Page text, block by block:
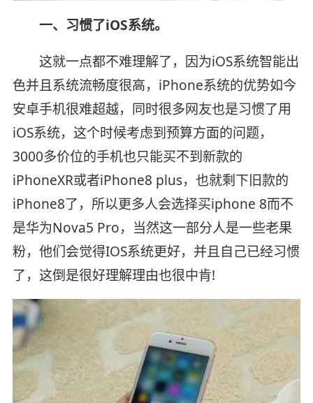
一、习惯了iOS系统。
这就一点都不难理解了，因为iOS系统智能出
色并且系统流畅度很高，iPhone系统的优势如今
安卓手机很难超越，同时很多网友也是习惯了用
iOS系统，这个时候考虑到预算方面的问题，
3000多价位的手机也只能买不到新款的
iPhoneXR或者iPhone8 plus，也就剩下旧款的
iPhone8了，所以更多人会选择买iphone 8而不
是华为Nova5 Pro，当然这一部分人是一些老果
粉，他们会觉得IOS系统更好，并且自己已经习惯
了，这倒是很好理解理由也很中肯!